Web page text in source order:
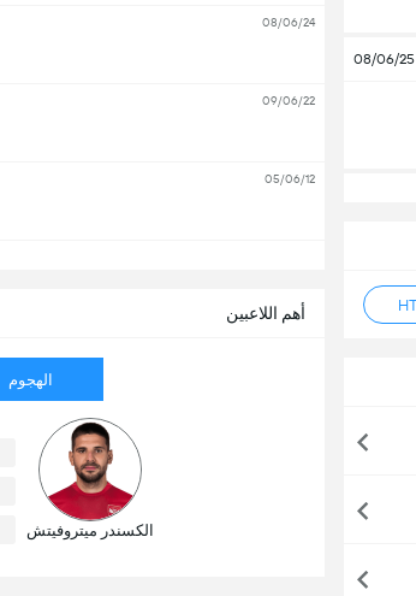
08/06/25
أهم اللاعبين
الهجوم
الكسندر ميتروفيتش
08/06/24
09/06/22
05/06/12